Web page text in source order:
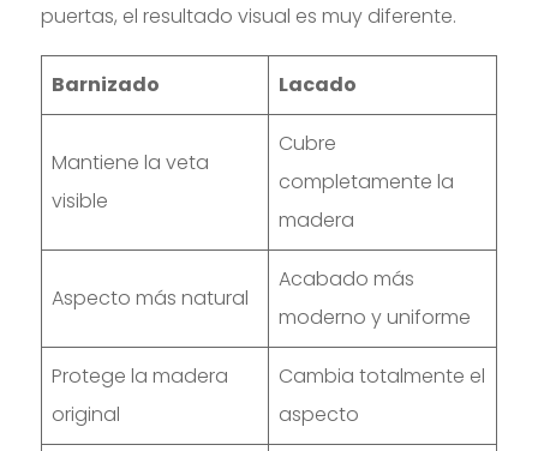
puertas, el resultado visual es muy diferente.
Barnizado Lacado
Mantiene la veta
visible
Cubre
completamente la
madera
Aspecto más natural
Acabado más
moderno y uniforme
Protege la madera
original
Cambia totalmente el
aspecto